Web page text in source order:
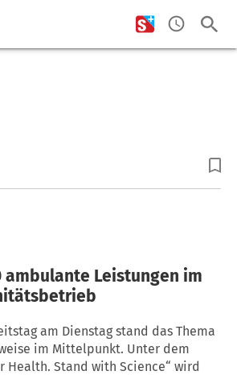
ambulante Leistungen im
am Dienstag stand das Thema
im Mittelpunkt. Unter dem
Health. Stand with Science“ wird